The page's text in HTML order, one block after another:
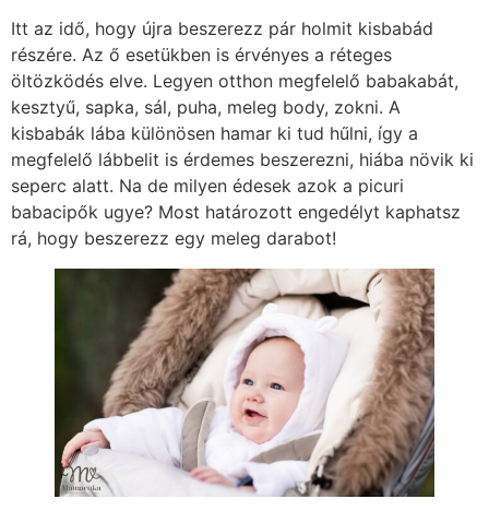
Itt az idő, hogy újra beszerezz pár holmit kisbabád
részére. Az ő esetükben is érvényes a réteges
öltözködés elve. Legyen otthon megfelelő babakabát,
kesztyű, sapka, sál, puha, meleg body, zokni. A
kisbabák lába különösen hamar ki tud hűlni, így a
megfelelő lábbelit is érdemes beszerezni, hiába növik ki
seperc alatt. Na de milyen édesek azok a picuri
babacipők ugye? Most határozott engedélyt kaphatsz
rá, hogy beszerezz egy meleg darabot!